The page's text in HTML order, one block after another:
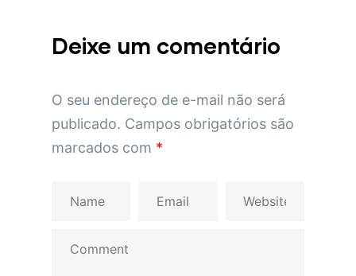
Deixe um comentário
O seu endereço de e-mail não será
publicado. Campos obrigatórios são
marcados com *